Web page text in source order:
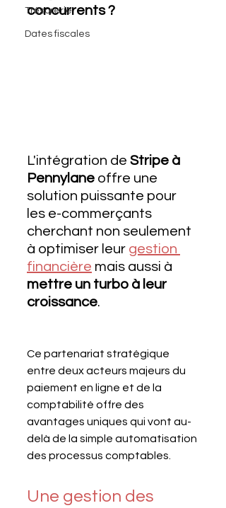
Trésorerie
Dates fiscales
concurrents ?
L'intégration de Stripe à
Pennylane offre une
solution puissante pour
les e-commerçants
cherchant non seulement
à optimiser leur gestion
financière mais aussi à
mettre un turbo à leur
croissance.
Ce partenariat stratégique
entre deux acteurs majeurs du
paiement en ligne et de la
comptabilité offre des
avantages uniques qui vont au-
delà de la simple automatisation
des processus comptables.
Une gestion des